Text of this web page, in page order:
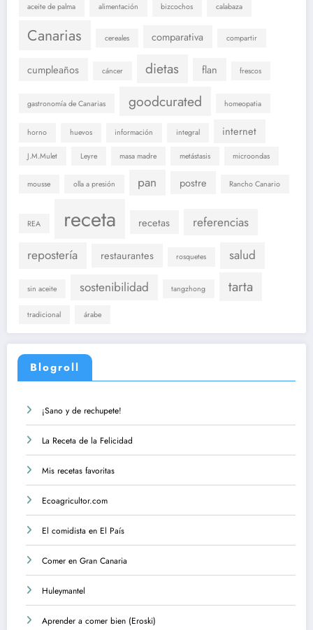
aceite de palma alimentación bizcochos calabaza
Canarias cereales comparativa compartir
cumpleaños cáncer dietas flan frescos
gastronomía de Canarias goodcurated homeopatia
horno huevos información integral internet
J.M.Mulet Leyre masa madre metástasis microondas
mousse olla a presión pan postre Rancho Canario
REA receta recetas
referencias
repostería
restaurantes rosquetes salud
sin aceite sostenibilidad tangzhong tarta
tradicional árabe
Blogroll
¡Sano y de rechupete!
La Receta de la Felicidad
Mis recetas favoritas
Ecoagricultor.com
El comidista en El País
Comer en Gran Canaria
Huleymantel
Aprender a comer bien (Eroski)